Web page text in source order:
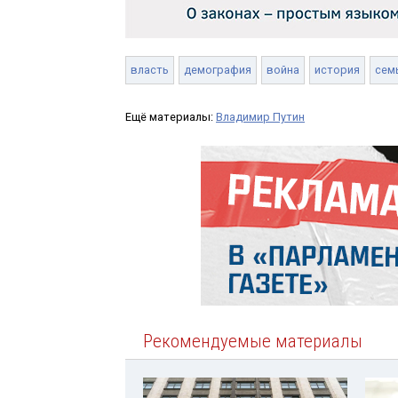
власть демография война история
Ещё материалы: Владимир Путин
Рекомендуемые материалы